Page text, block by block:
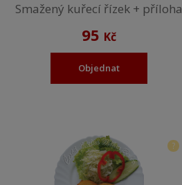
Smažený kuřecí řízek + příloha
95 Kč
Objednat
?